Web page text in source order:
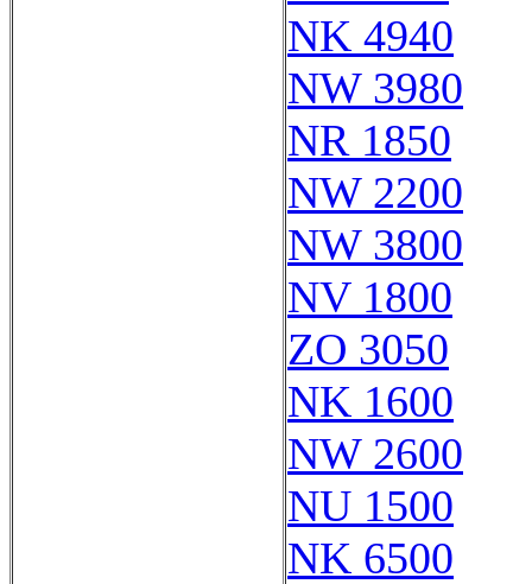
NK 4940
NW 3980
NR 1850
NW 2200
NW 3800
NV 1800
ZO 3050
NK 1600
NW 2600
NU 1500
NK 6500